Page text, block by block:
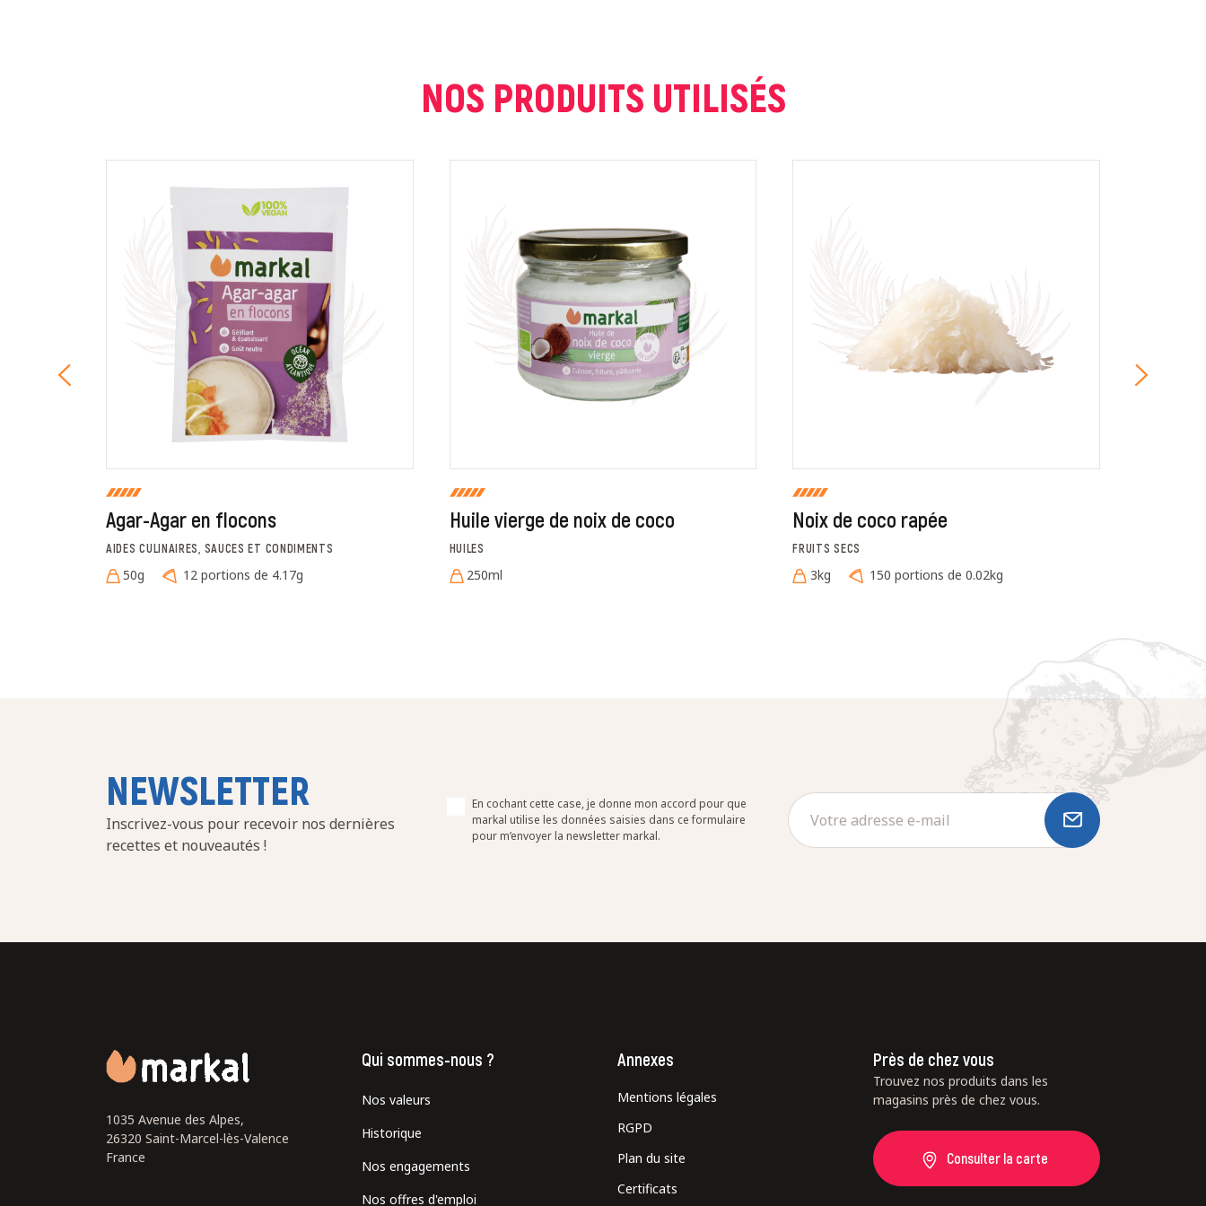
En cochant cette case, je donne mon accord pour que markal utilise les données saisies dans ce formulaire pour traiter et afficher le nom saisi, la note et le
commentaire de manière publique sur cette page. Pour plus d'informations sur le traitement de ces données, consulter la page des mentions légales. *
Fermer Envoyer
NOS PRODUITS UTILISÉS
Agar-Agar en flocons
AIDES CULINAIRES, SAUCES ET CONDIMENTS
50g 12 portions de 4.17g
Huile vierge de noix de coco
HUILES
250ml
Noix de coco rapée
FRUITS SECS
3kg 150 portions de 0.02kg
NEWSLETTER
Inscrivez-vous pour recevoir nos dernières
recettes et nouveautés !
En cochant cette case, je donne mon accord pour que
markal utilise les données saisies dans ce formulaire
pour m’envoyer la newsletter markal.
1035 Avenue des Alpes,
26320 Saint-Marcel-lès-Valence
France
Qui sommes-nous ?
Nos valeurs
Historique
Nos engagements
Nos offres d'emploi
Annexes
Mentions légales
RGPD
Plan du site
Certificats
Près de chez vous
Trouvez nos produits dans les
magasins près de chez vous.
Consulter la carte